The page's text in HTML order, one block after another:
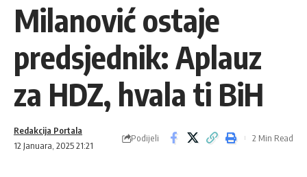
Milanović ostaje
predsjednik: Aplauz
za HDZ, hvala ti BiH
12 Januara, 2025 21:21
Redakcija Portala
Podijeli 2 Min Read